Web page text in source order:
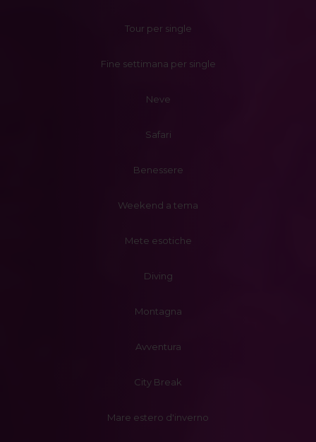
Tour per single
Fine settimana per single
Neve
Safari
Benessere
Weekend a tema
Mete esotiche
Diving
Montagna
Avventura
City Break
Mare estero d'inverno